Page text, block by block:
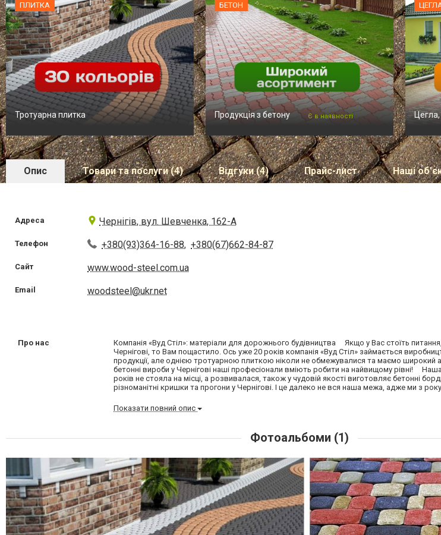
ПЛИТКА
Тротуарна плитка
БЕТОН
Продукція з бетону Є в наявності
Опис Товари та послуги (4) Відгуки (4) Прайс-лист Наші
Адреса Чернігів, вул. Шевченка, 162-А
Телефон +380(93)364-16-88, +380(67)662-84-87
Сайт www.wood-steel.com.ua
Email woodsteel@ukr.net
Про нас
Компанія «Вуд Стіл»: матеріали для дорожнього будівництва Якщо у Вас стоїть
Чернігові, то Вам пощастило. Ось уже 20 років компанія «Вуд Стіл» займається
продукції, але однією тротуарною плиткою ніколи не обмежувалися та маємо широкий
бетонні вироби у Чернігові наші професіонали вміють робити на найвищому рівні!
років не стояла на місці, а розвивалася, також у чудовій якості виготовляє бетонні
різноманітні кришки та прогони у Чернігові. І це далеко не вся наша межа, адже ми з року
Показати повний опис
Фотоальбоми (1)